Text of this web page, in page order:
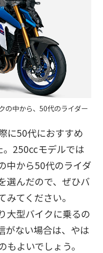
の中から、50代のライダー
に50代におすすめ
250ccモデルでは
中から50代のライダ
選んだので、ぜひバ
てください。
大型バイクに乗るの
がない場合は、やは
もよいでしょう。